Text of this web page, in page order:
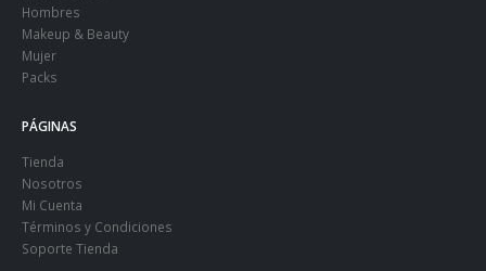
Hombres
Makeup & Beauty
Mujer
Packs
PÁGINAS
Tienda
Nosotros
Mi Cuenta
Términos y Condiciones
Soporte Tienda